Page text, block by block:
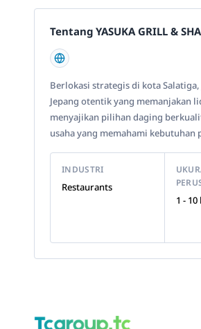
Tentang YASUKA GRILL &
Berlokasi strategis di kota
Jepang otentik yang memanjakan
menyajikan pilihan daging
usaha yang memahami
INDUSTRI
Restaurants
1 -